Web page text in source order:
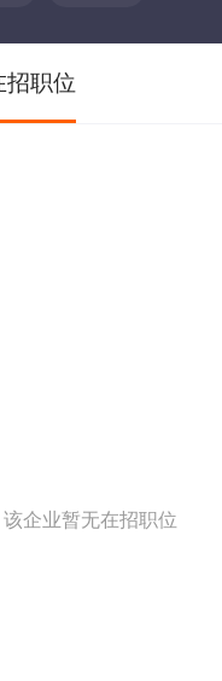
招职位
该企业暂无在招职位